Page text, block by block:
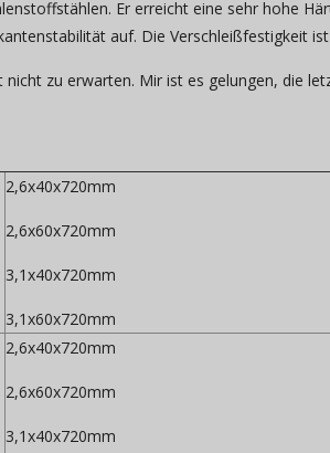
Er erreicht eine sehr hohe
auf. Die Verschleißfestigkeit
zu erwarten. Mir ist es gelungen, die
2,6x40x720mm
2,6x60x720mm
3,1x40x720mm
3,1x60x720mm
2,6x40x720mm
2,6x60x720mm
3,1x40x720mm